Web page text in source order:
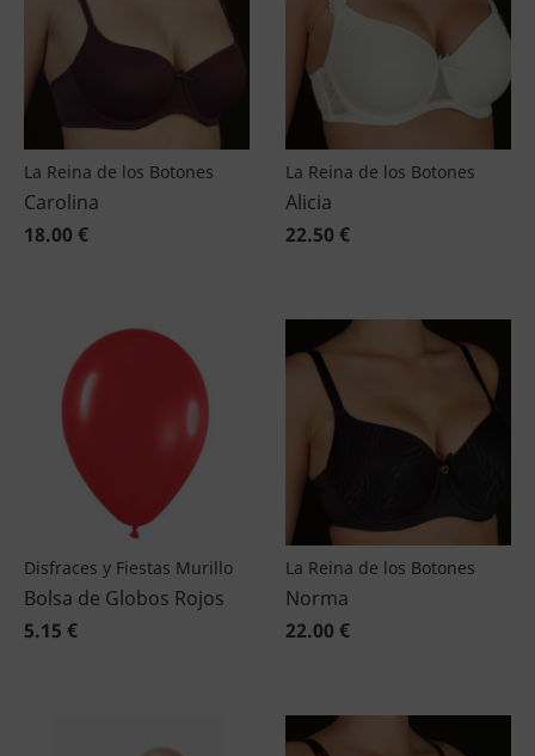
La Reina de los Botones
Carolina
18.00 €
La Reina de los Botones
Alicia
22.50 €
Disfraces y Fiestas Murillo
Bolsa de Globos Rojos
5.15 €
La Reina de los Botones
Norma
22.00 €